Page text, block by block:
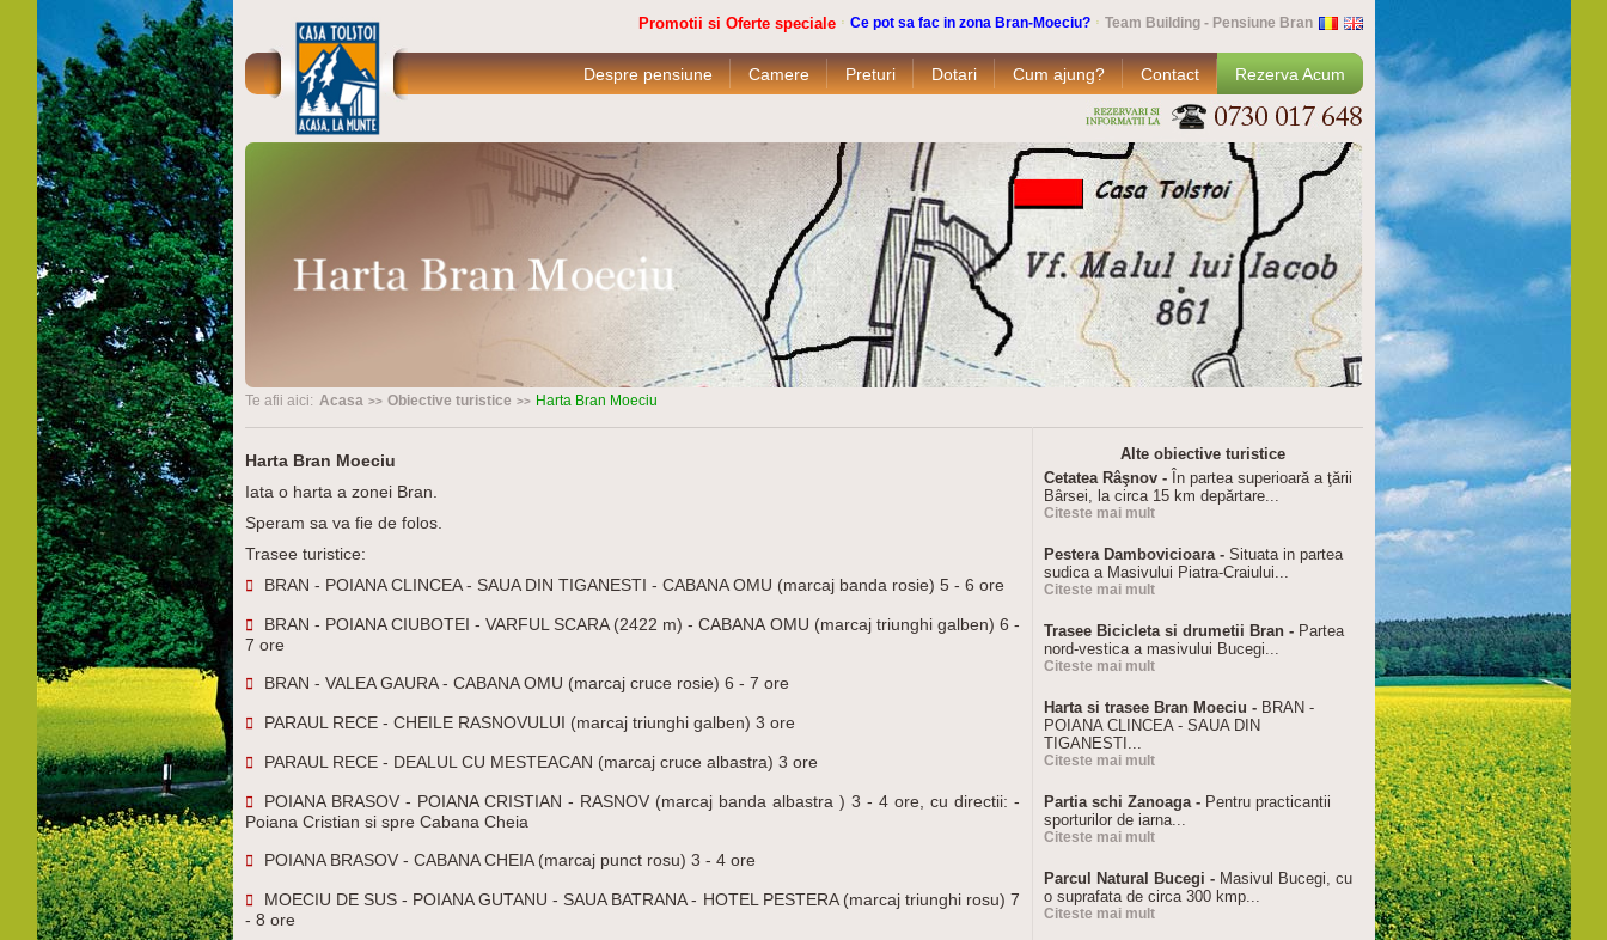
Promotii si Oferte speciale Ce pot sa fac in zona Bran-Moeciu? Team Building - Pensiune Bran
Despre pensiune Camere Preturi Dotari Cum ajung? Contact Rezerva Acum
Te afii aici: Acasa Obiective turistice Harta Bran Moeciu
Harta Bran Moeciu
Iata o harta a zonei Bran.
Speram sa va fie de folos.
Trasee turistice:
BRAN - POIANA CLINCEA - SAUA DIN TIGANESTI - CABANA OMU (marcaj banda rosie) 5 - 6 ore
BRAN - POIANA CIUBOTEI - VARFUL SCARA (2422 m) - CABANA OMU (marcaj triunghi galben) 6 -
7 ore
BRAN - VALEA GAURA - CABANA OMU (marcaj cruce rosie) 6 - 7 ore
PARAUL RECE - CHEILE RASNOVULUI (marcaj triunghi galben) 3 ore
PARAUL RECE - DEALUL CU MESTEACAN (marcaj cruce albastra) 3 ore
POIANA BRASOV - POIANA CRISTIAN - RASNOV (marcaj banda albastra ) 3 - 4 ore, cu directii: -
Poiana Cristian si spre Cabana Cheia
POIANA BRASOV - CABANA CHEIA (marcaj punct rosu) 3 - 4 ore
MOECIU DE SUS - POIANA GUTANU - SAUA BATRANA - HOTEL PESTERA (marcaj triunghi rosu) 7
- 8 ore
Alte obiective turistice
Cetatea Râşnov - În partea superioară a ţării
Bârsei, la circa 15 km depărtare...
Citeste mai mult
Pestera Dambovicioara - Situata in partea
sudica a Masivului Piatra-Craiului...
Citeste mai mult
Trasee Bicicleta si drumetii Bran - Partea
nord-vestica a masivului Bucegi...
Citeste mai mult
Harta si trasee Bran Moeciu - BRAN -
POIANA CLINCEA - SAUA DIN
TIGANESTI...
Citeste mai mult
Partia schi Zanoaga - Pentru practicantii
sporturilor de iarna...
Citeste mai mult
Parcul Natural Bucegi - Masivul Bucegi, cu
o suprafata de circa 300 kmp...
Citeste mai mult